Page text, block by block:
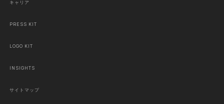
キャリア
PRESS KIT
LOGO KIT
INSIGHTS
サイトマップ